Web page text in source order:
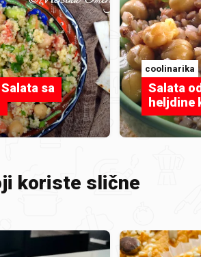
sa
coolinarika
Salata
heljdine
koriste slične